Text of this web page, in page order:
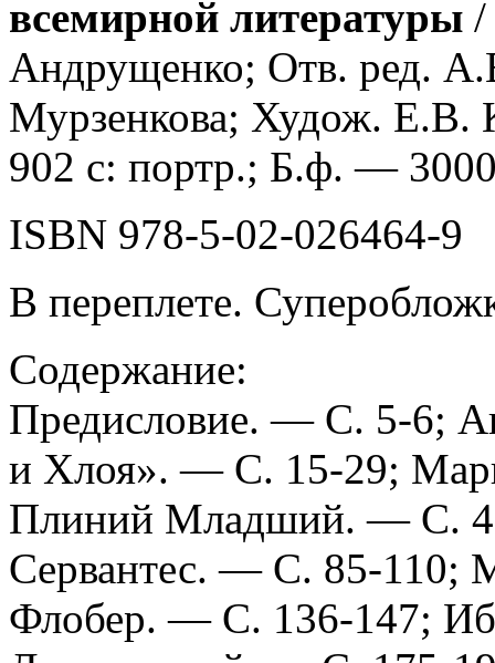
всемирной литературы /
Андрущенко; Отв. ред.
Мурзенкова; Худож.
902 с: портр.; Б.ф. — 3000
ISBN 978-5-02-026464-9
В переплете.
Содержание:
Предисловие. — С. 5-6;
и Хлоя». — С. 15-29;
Плиний Младший. — С.
Сервантес. — С. 85-110;
Флобер. — С. 136-147;